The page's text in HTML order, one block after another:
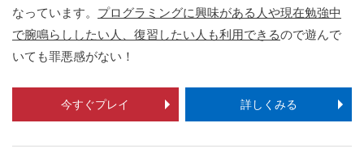
なっています。 プログラミングに興味がある人や現在勉強中
で腕鳴らししたい人、復習したい人も利用できるので遊んで
いても罪悪感がない！
今すぐプレイ 詳しくみる